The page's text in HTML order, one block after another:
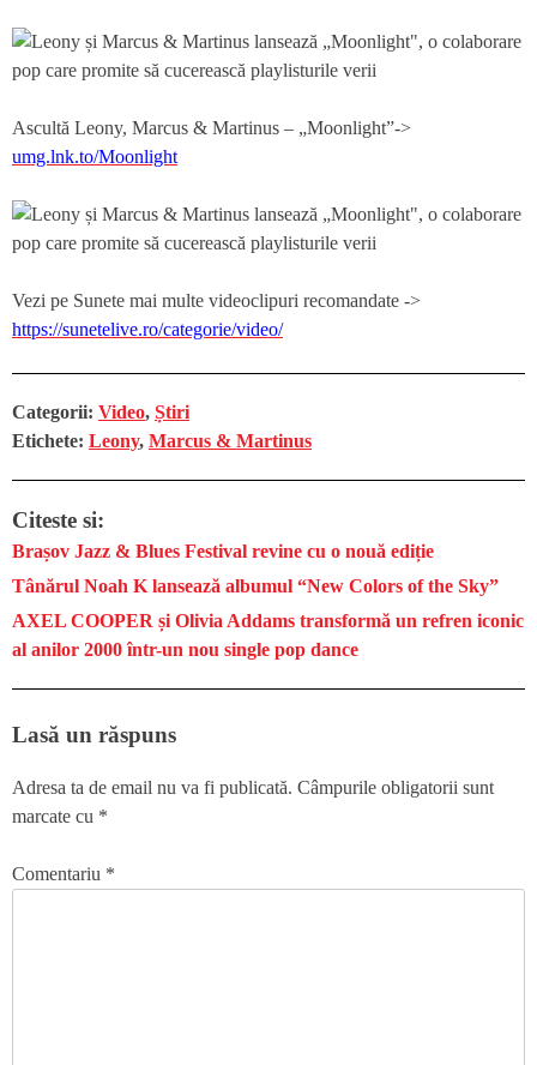
Ascultă Leony, Marcus & Martinus – „Moonlight”->
umg.lnk.to/Moonlight
Vezi pe Sunete mai multe videoclipuri recomandate ->
https://sunetelive.ro/categorie/video/
Categorii: Video, Știri
Etichete: Leony, Marcus & Martinus
Citeste si:
Brașov Jazz & Blues Festival revine cu o nouă ediție
Tânărul Noah K lansează albumul “New Colors of the Sky”
AXEL COOPER și Olivia Addams transformă un refren iconic
al anilor 2000 într-un nou single pop dance
Lasă un răspuns
Adresa ta de email nu va fi publicată. Câmpurile obligatorii sunt
marcate cu *
Comentariu *